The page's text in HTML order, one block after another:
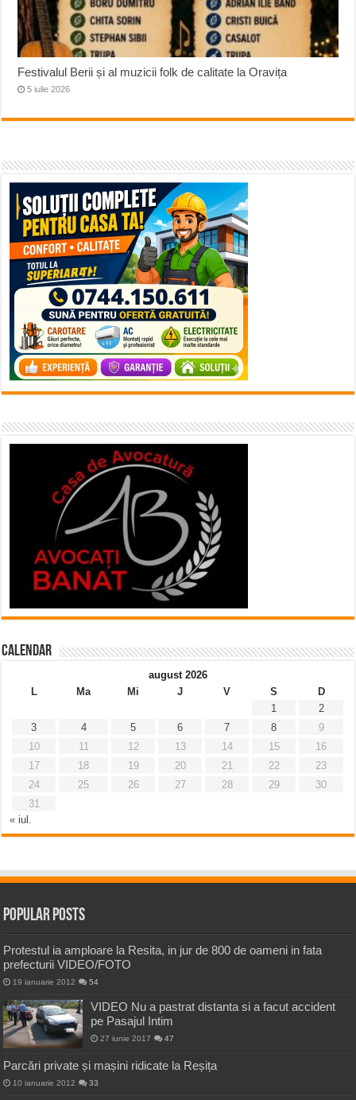
Festivalul Berii și al muzicii folk de calitate la Oravița
5 iulie 2026
Calendar
august 2026
L
Ma Mi J V S
D
1
2
3
4 5 6 7 8
9
10
11 12 13 14 15
16
17
18 19 20 21 22
23
24
25 26 27 28 29
30
31
« iul.
Popular Posts
Protestul ia amploare la Resita, in jur de 800 de oameni in fata
prefecturii VIDEO/FOTO
19 ianuarie 2012 54
VIDEO Nu a pastrat distanta si a facut accident
pe Pasajul Intim
27 iunie 2017 47
Parcări private și mașini ridicate la Reșița
10 ianuarie 2012 33